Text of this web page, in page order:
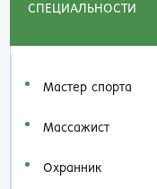
СПЕЦИАЛЬНОСТИ
Мастер спорта
Массажист
Охранник